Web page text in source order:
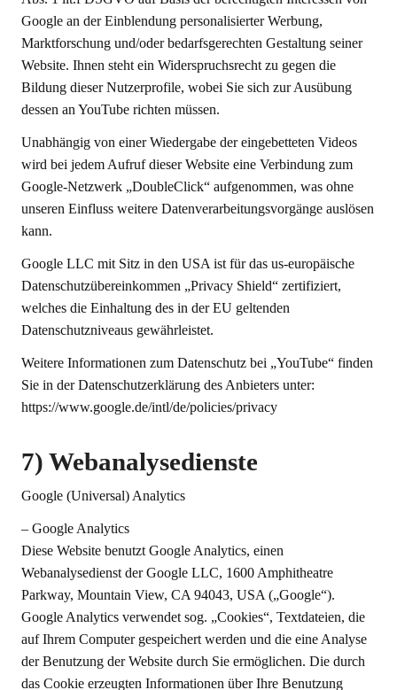
Google an der Einblendung personalisierter Werbung,
Marktforschung und/oder bedarfsgerechten Gestaltung seiner
Website. Ihnen steht ein Widerspruchsrecht zu gegen die
Bildung dieser Nutzerprofile, wobei Sie sich zur Ausübung
dessen an YouTube richten müssen.
Unabhängig von einer Wiedergabe der eingebetteten Videos
wird bei jedem Aufruf dieser Website eine Verbindung zum
Google-Netzwerk „DoubleClick“ aufgenommen, was ohne
unseren Einfluss weitere Datenverarbeitungsvorgänge auslösen
kann.
Google LLC mit Sitz in den USA ist für das us-europäische
Datenschutzübereinkommen „Privacy Shield“ zertifiziert,
welches die Einhaltung des in der EU geltenden
Datenschutzniveaus gewährleistet.
Weitere Informationen zum Datenschutz bei „YouTube“ finden
Sie in der Datenschutzerklärung des Anbieters unter:
https://www.google.de/intl/de/policies/privacy
7) Webanalysedienste
Google (Universal) Analytics
– Google Analytics
Diese Website benutzt Google Analytics, einen
Webanalysedienst der Google LLC, 1600 Amphitheatre
Parkway, Mountain View, CA 94043, USA („Google“).
Google Analytics verwendet sog. „Cookies“, Textdateien, die
auf Ihrem Computer gespeichert werden und die eine Analyse
der Benutzung der Website durch Sie ermöglichen. Die durch
das Cookie erzeugten Informationen über Ihre Benutzung